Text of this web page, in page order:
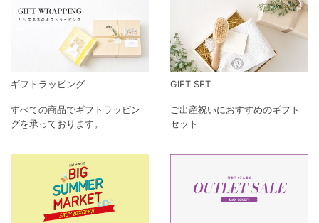
ギフトラッピング
すべての商品でギフトラッピン
グを承っております。
GIFT SET
ご出産祝いにおすすめのギフト
セット